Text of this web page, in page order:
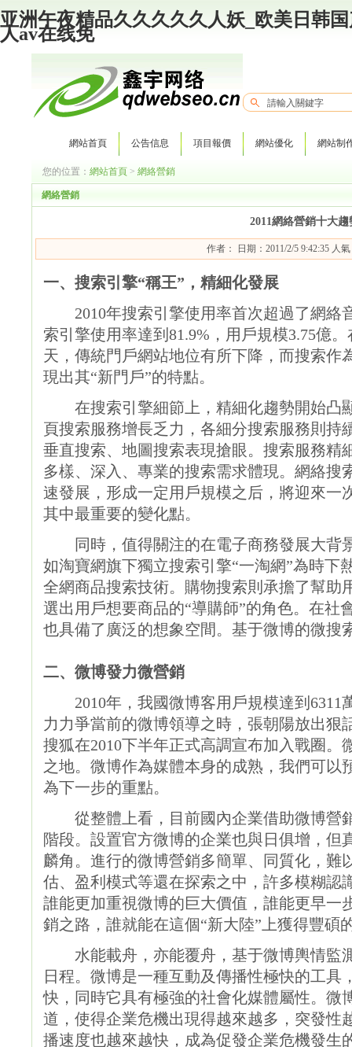
亚洲午夜精品久久久久久人妖_欧美日韩
人av在线免
網站首頁 公告信息 項目報價 網站優化 網站制
您的位置： 網站首頁 > 網絡營銷
網絡營銷
2011網絡營銷十大趨
作者： 日期：2011/2/5 9:42:35 人
一、搜索引擎“稱王”，精細化發展
2010年搜索引擎使用率首次超過了網絡
索引擎使用率達到81.9%，用戶規模3.75億
天，傳統門戶網站地位有所下降，而搜索作
現出其“新門戶”的特點。
在搜索引擎細節上，精細化趨勢開始凸
頁搜索服務增長乏力，各細分搜索服務則持
垂直搜索、地圖搜索表現搶眼。搜索服務精
多樣、深入、專業的搜索需求體現。網絡搜
速發展，形成一定用戶規模之后，將迎來一
其中最重要的變化點。
同時，值得關注的在電子商務發展大背
如淘寶網旗下獨立搜索引擎“一淘網”為時下
全網商品搜索技術。購物搜索則承擔了幫助
選出用戶想要商品的“導購師”的角色。在社
也具備了廣泛的想象空間。基于微博的微搜
二、微博發力微營銷
2010年，我國微博客用戶規模達到6311
力力爭當前的微博領導之時，張朝陽放出狠
搜狐在2010下半年正式高調宣布加入戰圈。
之地。微博作為媒體本身的成熟，我們可以
為下一步的重點。
從整體上看，目前國內企業借助微博營
階段。設置官方微博的企業也與日俱增，但
麟角。進行的微博營銷多簡單、同質化，難
估、盈利模式等還在探索之中，許多模糊認
誰能更加重視微博的巨大價值，誰能更早一
銷之路，誰就能在這個“新大陸”上獲得豐碩
水能載舟，亦能覆舟，基于微博輿情監
日程。微博是一種互動及傳播性極快的工具
快，同時它具有極強的社會化媒體屬性。微
道，使得企業危機出現得越來越多，突發性
播速度也越來越快，成為促發企業危機發生